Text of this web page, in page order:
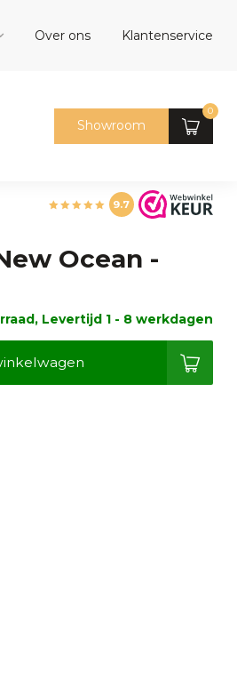
Over ons Klantenservice
Showroom
0
9.7
Ocean -
Levertijd 1 - 8 werkdagen